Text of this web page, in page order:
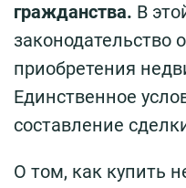
гражданства. В
законодательство
приобретения
Единственное
составление
О том, как купить